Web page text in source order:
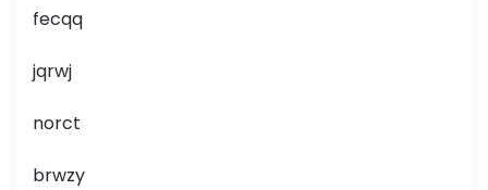
fecqq
jqrwj
norct
brwzy